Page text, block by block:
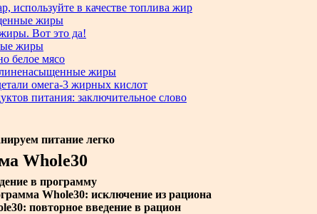
используйте в качестве топлива жир
жиры
Вот это да!
жиры
белое мясо
жиры
омега-3 жирных кислот
питания: заключительное слово
питание легко
Whole30
в программу
Whole30: исключение из рациона
повторное введение в рацион